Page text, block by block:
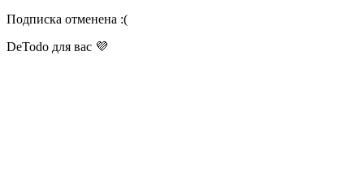
Подписка отменена :(
DeTodo для вас 💜